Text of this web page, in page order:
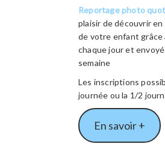
Reportage photo
plaisir de découvrir
de votre enfant grâce
chaque jour et
semaine
Les inscriptions
journée ou la 1/2
En savoir +